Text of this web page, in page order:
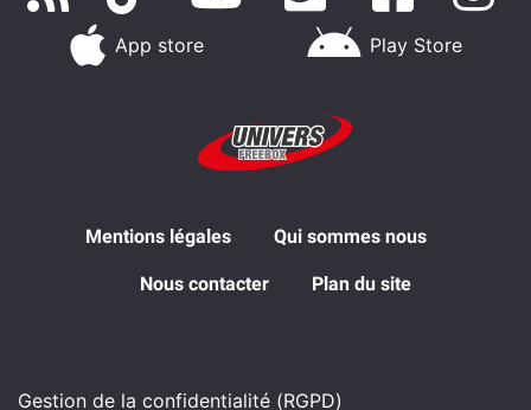
App store Play Store
Mentions légales Qui sommes nous
Nous contacter Plan du site
Gestion de la confidentialité (RGPD)